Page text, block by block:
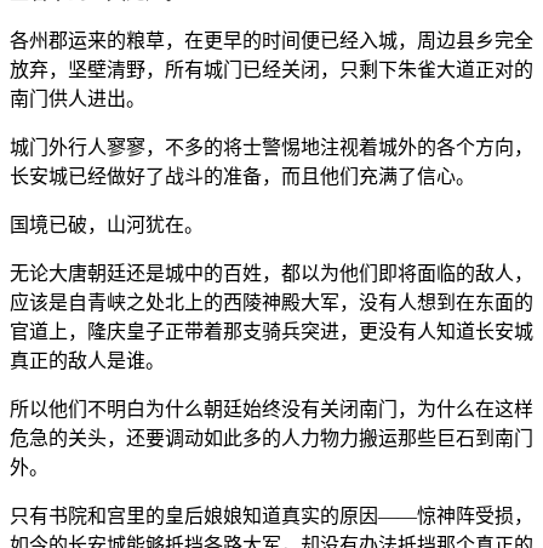
各州郡运来的粮草，在更早的时间便已经入城，周边县乡完全
放弃，坚壁清野，所有城门已经关闭，只剩下朱雀大道正对的
南门供人进出。
城门外行人寥寥，不多的将士警惕地注视着城外的各个方向，
长安城已经做好了战斗的准备，而且他们充满了信心。
国境已破，山河犹在。
无论大唐朝廷还是城中的百姓，都以为他们即将面临的敌人，
应该是自青峡之处北上的西陵神殿大军，没有人想到在东面的
官道上，隆庆皇子正带着那支骑兵突进，更没有人知道长安城
真正的敌人是谁。
所以他们不明白为什么朝廷始终没有关闭南门，为什么在这样
危急的关头，还要调动如此多的人力物力搬运那些巨石到南门
外。
只有书院和宫里的皇后娘娘知道真实的原因——惊神阵受损，